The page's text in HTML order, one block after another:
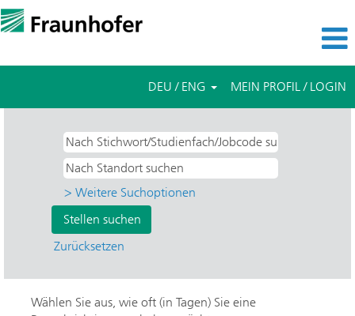
DEU / ENG MEIN PROFIL / LOGIN
> Weitere Suchoptionen
Zurücksetzen
Wählen Sie aus, wie oft (in Tagen) Sie eine